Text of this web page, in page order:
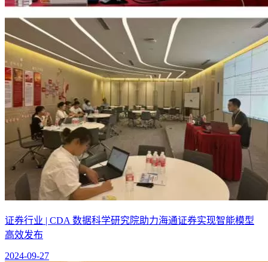
证券行业 | CDA 数据科学研究院助力海通证券实现智能模型
高效发布
2024-09-27